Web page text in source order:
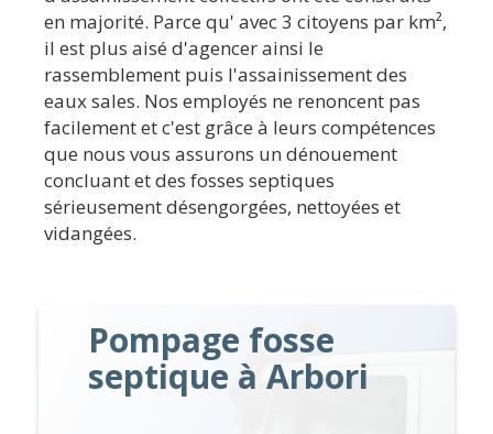
en majorité. Parce qu' avec 3 citoyens par km²,
il est plus aisé d'agencer ainsi le
rassemblement puis l'assainissement des
eaux sales. Nos employés ne renoncent pas
facilement et c'est grâce à leurs compétences
que nous vous assurons un dénouement
concluant et des fosses septiques
sérieusement désengorgées, nettoyées et
vidangées.
Pompage fosse
septique à Arbori